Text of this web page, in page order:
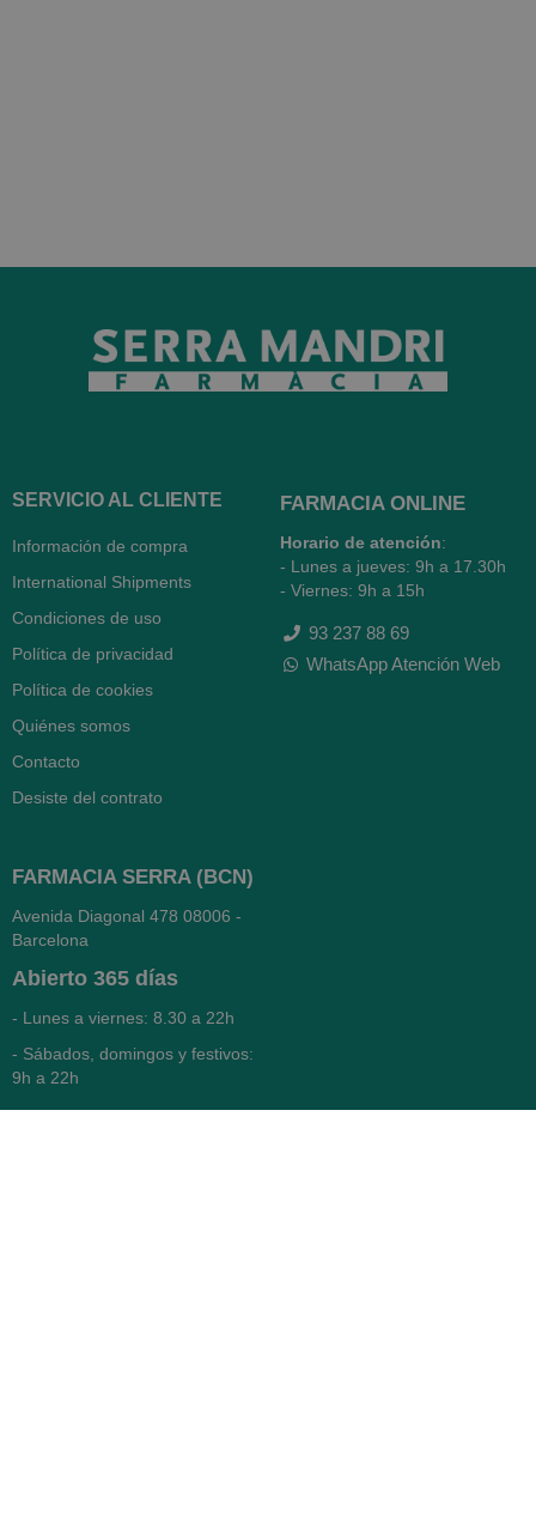
SERVICIO AL CLIENTE
Información de compra
International Shipments
Condiciones de uso
Política de privacidad
Política de cookies
Quiénes somos
Contacto
Desiste del contrato
FARMACIA ONLINE
Horario de atención:
- Lunes a jueves: 9h a 17.30h
- Viernes: 9h a 15h
93 237 88 69
WhatsApp Atención Web
FARMACIA SERRA (BCN)
Avenida Diagonal 478 08006 -
Barcelona
Abierto 365 días
- Lunes a viernes: 8.30 a 22h
- Sábados, domingos y festivos:
9h a 22h